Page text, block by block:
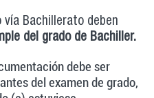
vía Bachillerato deben
del grado de Bachiller.
debe ser
del examen de grado,